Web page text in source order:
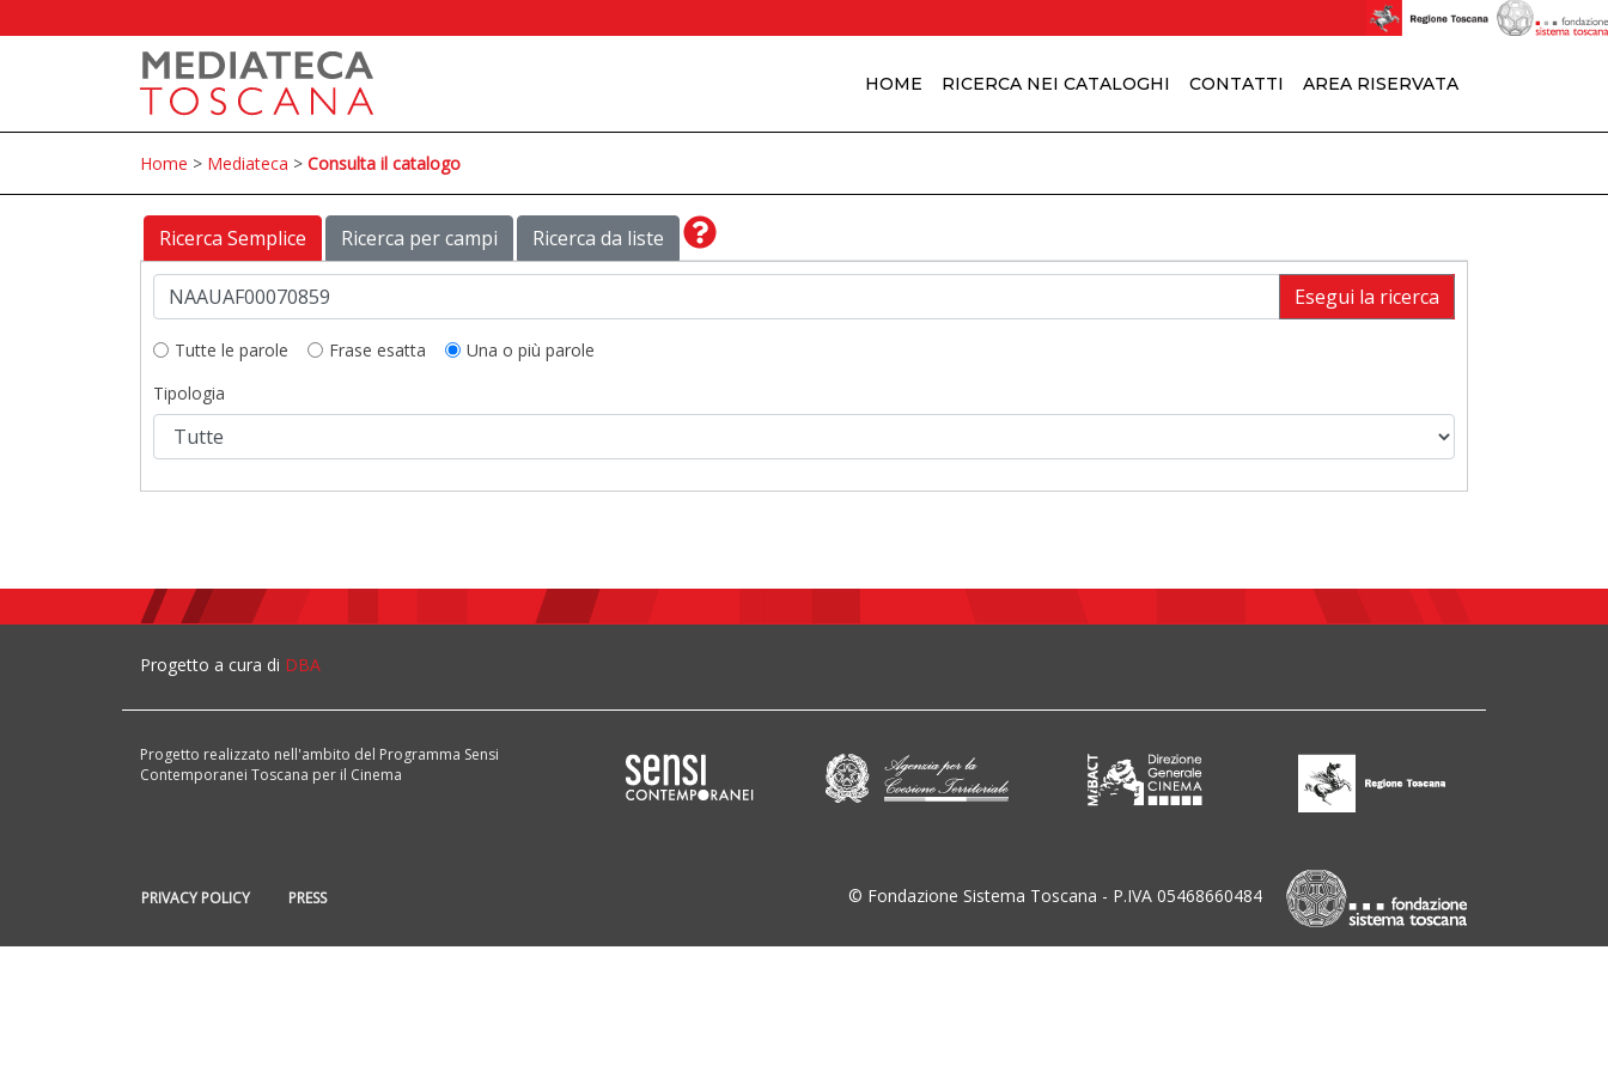
HOME RICERCA NEI CATALOGHI CONTATTI AREA RISERVATA
Home > Mediateca > Consulta il catalogo
Ricerca Semplice Ricerca per campi Ricerca da liste
Esegui la ricerca
Tutte le parole Frase esatta
Una o più parole
Tipologia
Progetto a cura di DBA
Progetto realizzato nell'ambito del Programma Sensi
Contemporanei Toscana per il Cinema
PRIVACY POLICY PRESS © Fondazione Sistema Toscana - P.IVA 05468660484